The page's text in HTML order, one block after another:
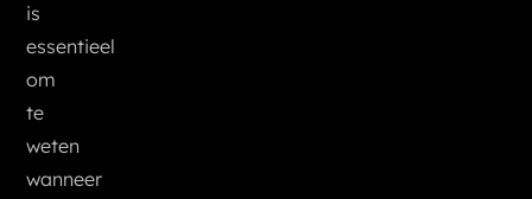
is
essentieel
om
te
weten
wanneer